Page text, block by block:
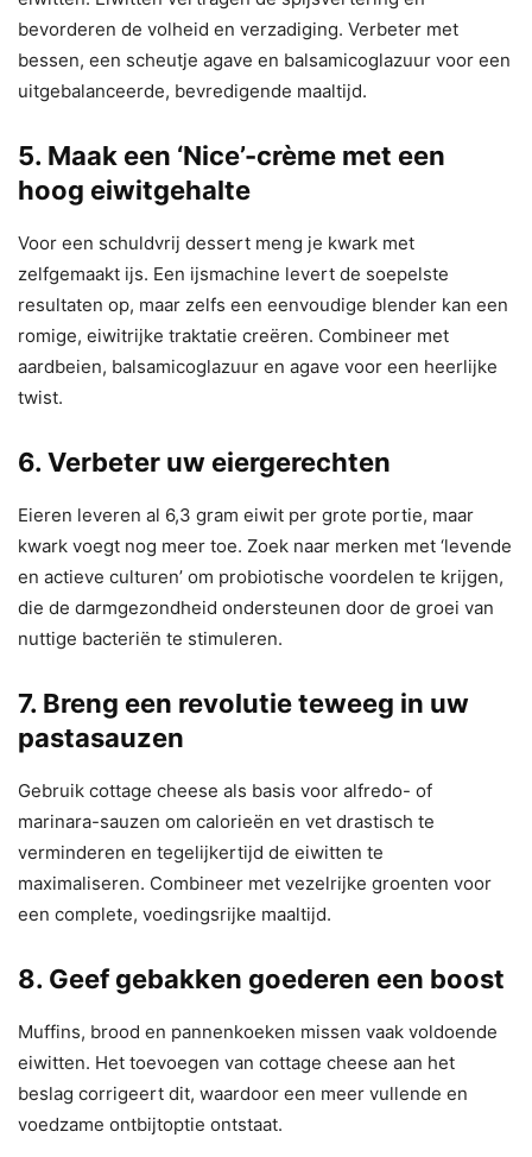
bevorderen de volheid en verzadiging. Verbeter met
bessen, een scheutje agave en balsamicoglazuur voor een
uitgebalanceerde, bevredigende maaltijd.
5. Maak een ‘Nice’-crème met een
hoog eiwitgehalte
Voor een schuldvrij dessert meng je kwark met
zelfgemaakt ijs. Een ijsmachine levert de soepelste
resultaten op, maar zelfs een eenvoudige blender kan een
romige, eiwitrijke traktatie creëren. Combineer met
aardbeien, balsamicoglazuur en agave voor een heerlijke
twist.
6. Verbeter uw eiergerechten
Eieren leveren al 6,3 gram eiwit per grote portie, maar
kwark voegt nog meer toe. Zoek naar merken met ‘levende
en actieve culturen’ om probiotische voordelen te krijgen,
die de darmgezondheid ondersteunen door de groei van
nuttige bacteriën te stimuleren.
7. Breng een revolutie teweeg in uw
pastasauzen
Gebruik cottage cheese als basis voor alfredo- of
marinara-sauzen om calorieën en vet drastisch te
verminderen en tegelijkertijd de eiwitten te
maximaliseren. Combineer met vezelrijke groenten voor
een complete, voedingsrijke maaltijd.
8. Geef gebakken goederen een boost
Muffins, brood en pannenkoeken missen vaak voldoende
eiwitten. Het toevoegen van cottage cheese aan het
beslag corrigeert dit, waardoor een meer vullende en
voedzame ontbijtoptie ontstaat.